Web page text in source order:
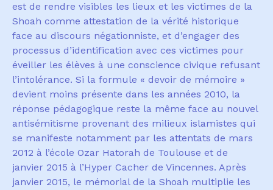
est de rendre visibles les lieux et les victimes de la
Shoah comme attestation de la vérité historique
face au discours négationniste, et d’engager des
processus d’identification avec ces victimes pour
éveiller les élèves à une conscience civique refusant
l’intolérance. Si la formule « devoir de mémoire »
devient moins présente dans les années 2010, la
réponse pédagogique reste la même face au nouvel
antisémitisme provenant des milieux islamistes qui
se manifeste notamment par les attentats de mars
2012 à l’école Ozar Hatorah de Toulouse et de
janvier 2015 à l’Hyper Cacher de Vincennes. Après
janvier 2015, le mémorial de la Shoah multiplie les